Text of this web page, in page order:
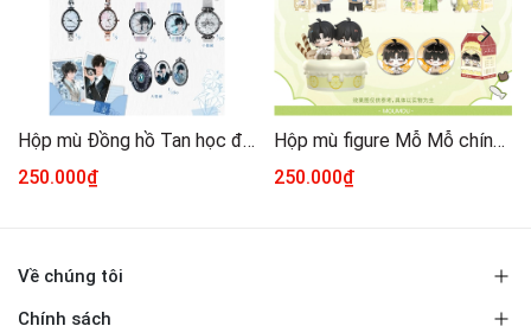
Hộp mù Đồng hồ Tan học đợi tôi chính hãng Mẫu 1
250.000₫
Hộp mù figure Mỗ Mỗ chính hãng Mẫu 1
250.000₫
Về chúng tôi
Chính sách